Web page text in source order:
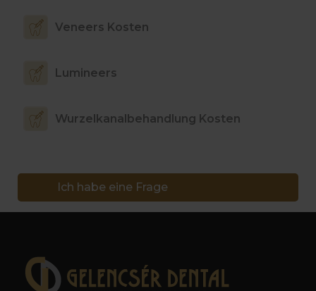
Veneers Kosten
Lumineers
Wurzelkanalbehandlung Kosten
Ich habe eine Frage